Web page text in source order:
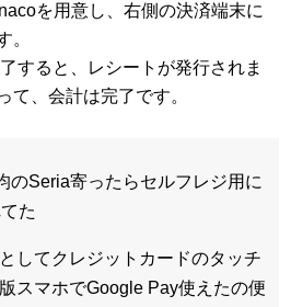
を用意し、右側の決済端末に
。
すると、レシートが発行されま
て、会計は完了です。
のSeria寄ったらセルフレジ用に
た
してクレジットカードのタッチ
スマホでGoogle Pay使えたの便